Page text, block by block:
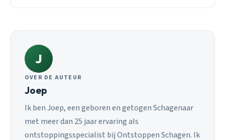
J
OVER DE AUTEUR
Joep
Ik ben Joep, een geboren en getogen Schagenaar
met meer dan 25 jaar ervaring als
ontstoppingsspecialist bij Ontstoppen Schagen. Ik